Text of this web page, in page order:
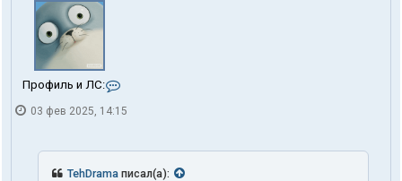
Профиль и ЛС:
н
к
т
03 фев 2025, 14:15
TehDrama писал(а):